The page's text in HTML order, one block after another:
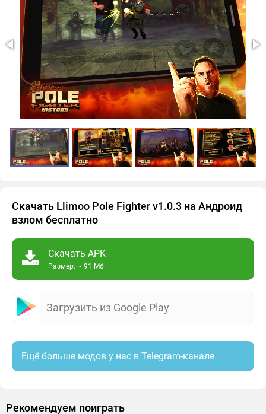
Скачать Llimoo Pole Fighter v1.0.3 на Андроид
взлом бесплатно
Скачать APK
Размер: ~ 91 Мб
Загрузить из Google Play
Ещё больше модов у нас в Telegram-канале
Рекомендуем поиграть